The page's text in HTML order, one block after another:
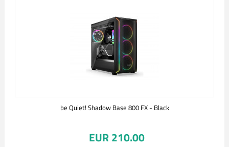
be Quiet! Shadow Base 800 FX - Black
EUR 210.00